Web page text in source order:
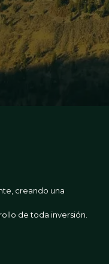
creando una
de toda inversión.